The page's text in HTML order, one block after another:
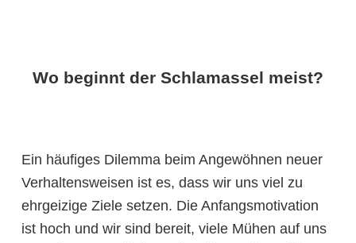
Wo beginnt der Schlamassel meist?
Ein häufiges Dilemma beim Angewöhnen neuer
Verhaltensweisen ist es, dass wir uns viel zu
ehrgeizige Ziele setzen. Die Anfangsmotivation
ist hoch und wir sind bereit, viele Mühen auf uns